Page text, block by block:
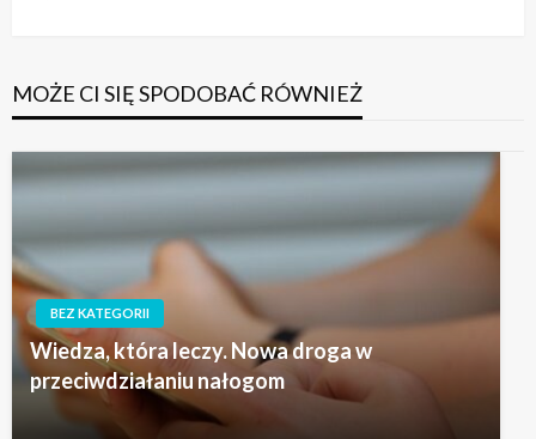
MOŻE CI SIĘ SPODOBAĆ RÓWNIEŻ
BEZ KATEGORII
Wiedza, która leczy. Nowa droga w
przeciwdziałaniu nałogom